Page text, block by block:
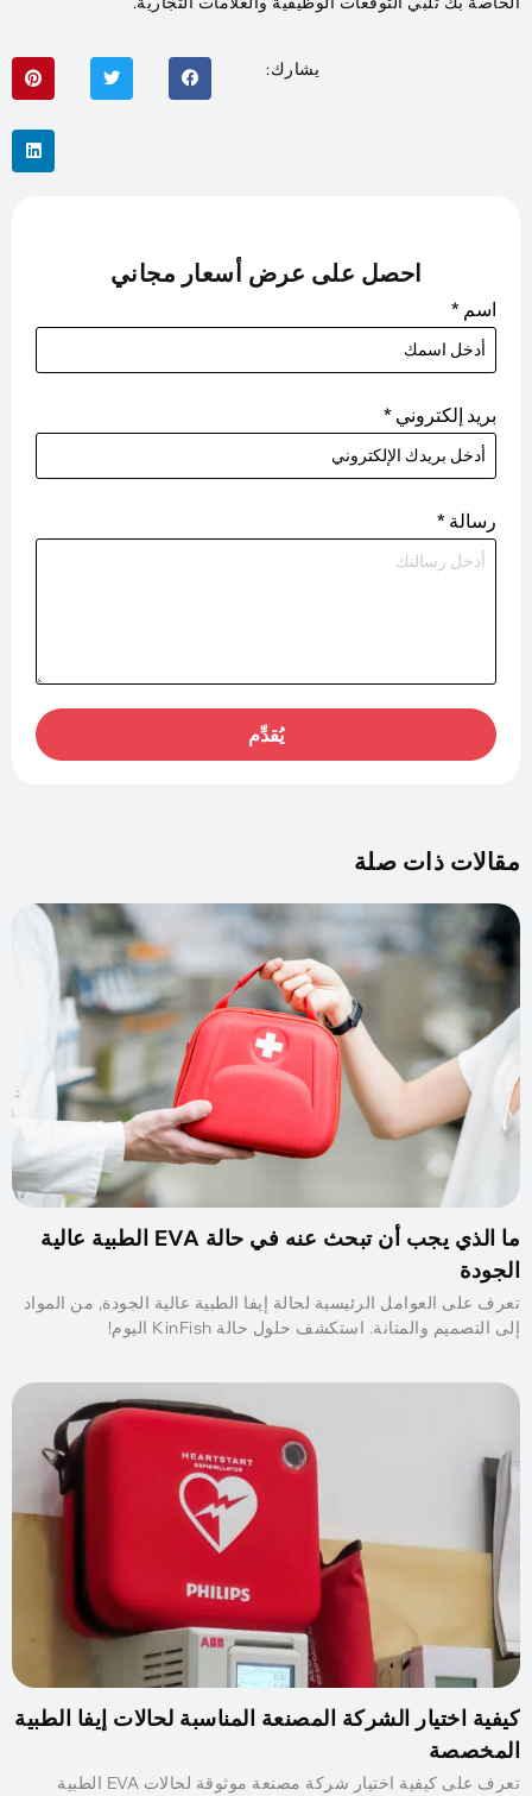
يشارك:
احصل على عرض أسعار مجاني
اسم *
بريد إلكتروني *
رسالة *
يُقدِّم
مقالات ذات صلة
ما الذي يجب أن تبحث عنه في حالة EVA الطبية عالية
الجودة
تعرف على العوامل الرئيسية لحالة إيفا الطبية عالية الجودة, من المواد
إلى التصميم والمتانة. استكشف حلول حالة KinFish اليوم!
كيفية اختيار الشركة المصنعة المناسبة لحالات إيفا الطبية
المخصصة
تعرف على كيفية اختيار شركة مصنعة موثوقة لحالات EVA الطبية